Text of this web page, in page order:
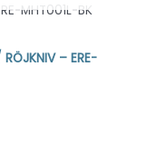
RÖJKNIV – ERE-